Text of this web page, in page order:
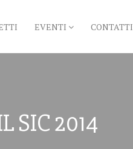
EVENTI CONTATTI
SIC 2014